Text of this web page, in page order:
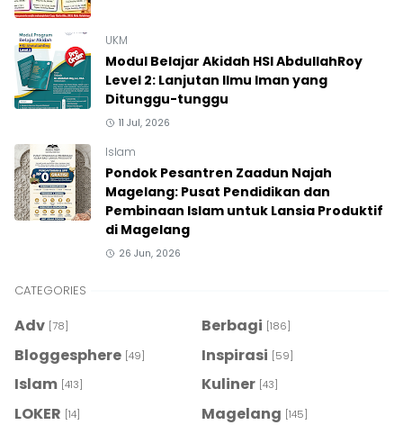
UKM
Modul Belajar Akidah HSI AbdullahRoy
Level 2: Lanjutan Ilmu Iman yang
Ditunggu-tunggu
11 Jul, 2026
Islam
Pondok Pesantren Zaadun Najah
Magelang: Pusat Pendidikan dan
Pembinaan Islam untuk Lansia Produktif
di Magelang
26 Jun, 2026
CATEGORIES
Adv [78] Berbagi [186]
Bloggesphere [49] Inspirasi [59]
Islam [413] Kuliner [43]
LOKER [14] Magelang [145]